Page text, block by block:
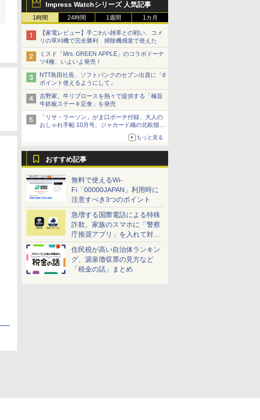
Impress Watchシリーズ 人気記事
1時間 24時間 1週間 1カ月
【家電レビュー】手ごわい雑草との戦い、コメ
リの草刈機で完全勝利 掃除機感覚で使えた
ミスド「Mrs. GREEN APPLE」のコラボドーナ
ツ4種、いよいよ発売！
NTT島田社長、ソフトバンクのセブン出資に「d
ポイント使えるようにして」
吉野家、牛リブロースを熱々で提供する「極旨
牛鉄板ステーキ定食」を発売
「リサ・ラーソン」がま口ポーチ付録、大人の
おしゃれ手帖 10月号。ジャカード織の北欧猫デ
もっと見る
おすすめ記事
無料で使えるWi-
Fi「00000JAPAN」利用時に
注意すべき3つのポイント
急増する国際電話による特殊
詐欺、家族のスマホに「警察
庁推奨アプリ」を入れて対策
しよう！
住民税が高い自治体ランキン
グ、源泉徴収票の見方など
「税金の話」まとめ